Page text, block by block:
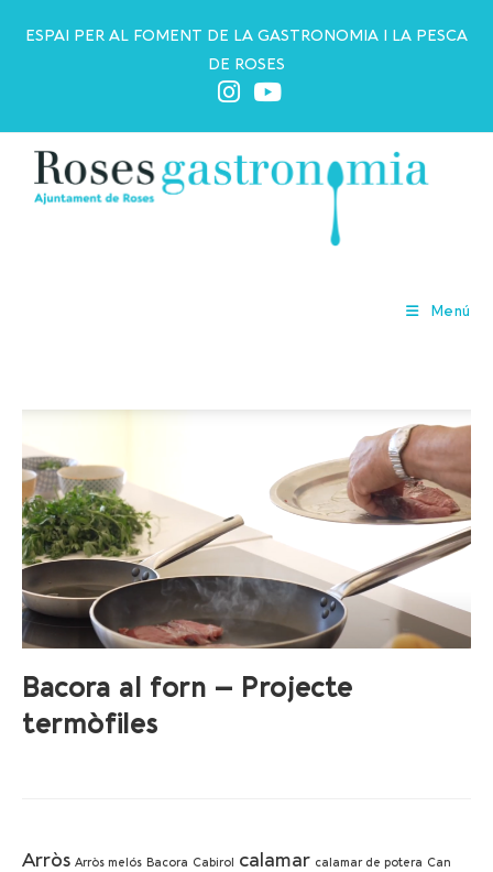
ESPAI PER AL FOMENT DE LA GASTRONOMIA I LA PESCA
DE ROSES
Menú
Bacora al forn – Projecte
termòfiles
Arròs Arròs melós Bacora Cabirol calamar calamar de potera Can